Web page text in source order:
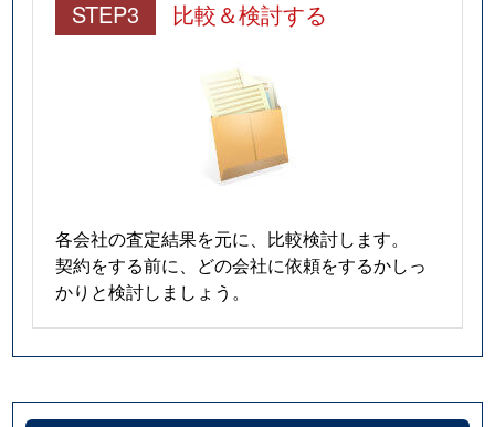
STEP3 比較＆検討する
各会社の査定結果を元に、比較検討します。
契約をする前に、どの会社に依頼をするかしっ
かりと検討しましょう。